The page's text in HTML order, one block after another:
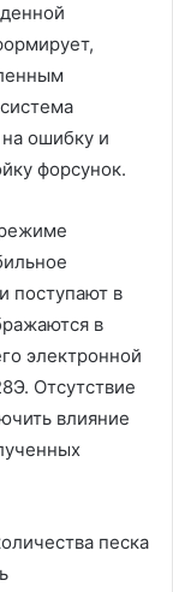
ошибку и
форсунок.
поступают в
в
электронной
Отсутствие
влияние
песка